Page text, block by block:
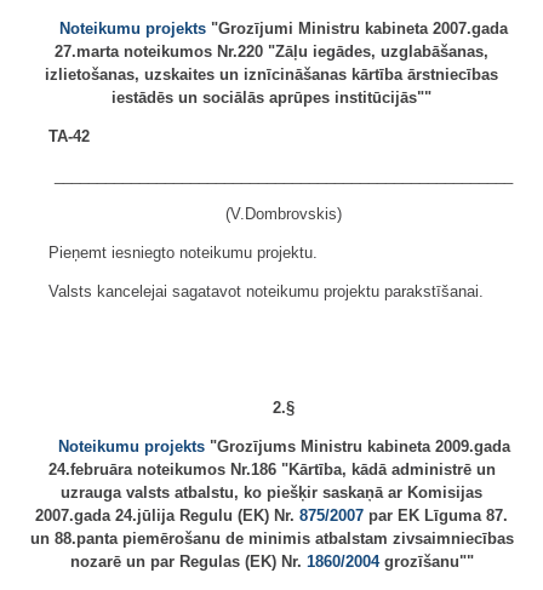
Noteikumu projekts "Grozījumi Ministru kabineta 2007.gada
27.marta noteikumos Nr.220 "Zāļu iegādes, uzglabāšanas,
izlietošanas, uzskaites un iznīcināšanas kārtība ārstniecības
iestādēs un sociālās aprūpes institūcijās""
TA-42
(V.Dombrovskis)
Pieņemt iesniegto noteikumu projektu.
Valsts kancelejai sagatavot noteikumu projektu parakstīšanai.
2.§
Noteikumu projekts"Grozījums Ministru kabineta 2009.gada
24.februāra noteikumos Nr.186 "Kārtība, kādā administrē un
uzrauga valsts atbalstu, ko piešķir saskaņā ar Komisijas
2007.gada 24.jūlija Regulu (EK) Nr. 875/2007 par EK Līguma 87.
un 88.panta piemērošanu de minimis atbalstam zivsaimniecības
nozarē un par Regulas (EK) Nr. 1860/2004grozīšanu""